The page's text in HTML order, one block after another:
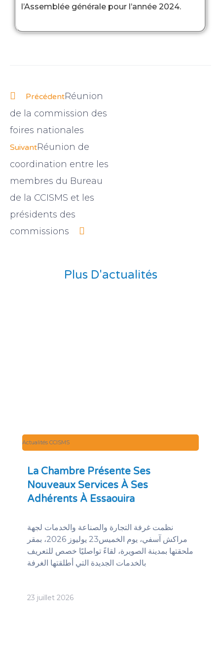
l’Assemblée générale pour l’année 2024.
PrécédentRéunion
de la commission des
foires nationales
SuivantRéunion de
coordination entre les
membres du Bureau
de la CCISMS et les
présidents des
commissions
Plus D'actualités
Actualités CCISMS
La Chambre Présente Ses
Nouveaux Services À Ses
Adhérents À Essaouira
نظمت غرفة التجارة والصناعة والخدمات لجهة
مراكش آسفي، يوم الخميس23 يوليوز 2026، بمقر
ملحقتها بمدينة الصويرة، لقاءً تواصليًا خصص للتعريف
بالخدمات الجديدة التي أطلقتها الغرفة
23 juillet 2026